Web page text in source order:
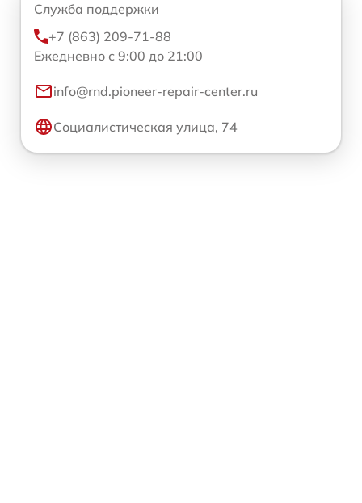
Служба поддержки
+7 (863) 209-71-88
Ежедневно с 9:00 до 21:00
info@rnd.pioneer-repair-center.ru
Социалистическая улица, 74